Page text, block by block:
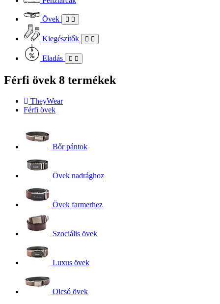
Övek
Kiegészítők
Eladás
Férfi övek 8 termékek
TheyWear
Férfi övek
Bőr pántok
Övek nadrághoz
Övek farmerhez
Szociális övek
Luxus övek
Olcsó övek